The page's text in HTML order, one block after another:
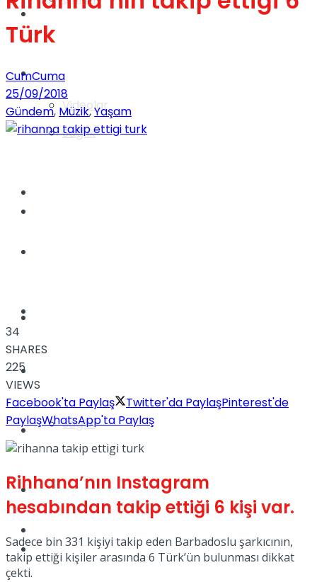
Videolar
Sağlık
Gündem
Yaşam
Sağlık
Müzik
Sinema
Tatil
Türk
CumCuma
25/09/2018
Gündem, Müzik,Yaşam
34
SHARES
225
VIEWS
Facebook'ta Paylaş
Twitter'da PaylaşPinterest'de
PaylaşWhatsApp'ta Paylaş
Rihhana’nın Instagram
hesabından takip ettiği 6 kişi var.
Sadece bin 331 kişiyi takip eden Barbadoslu şarkıcının,
takip ettiği kişiler arasında 6 Türk’ün bulunması dikkat
çekti.